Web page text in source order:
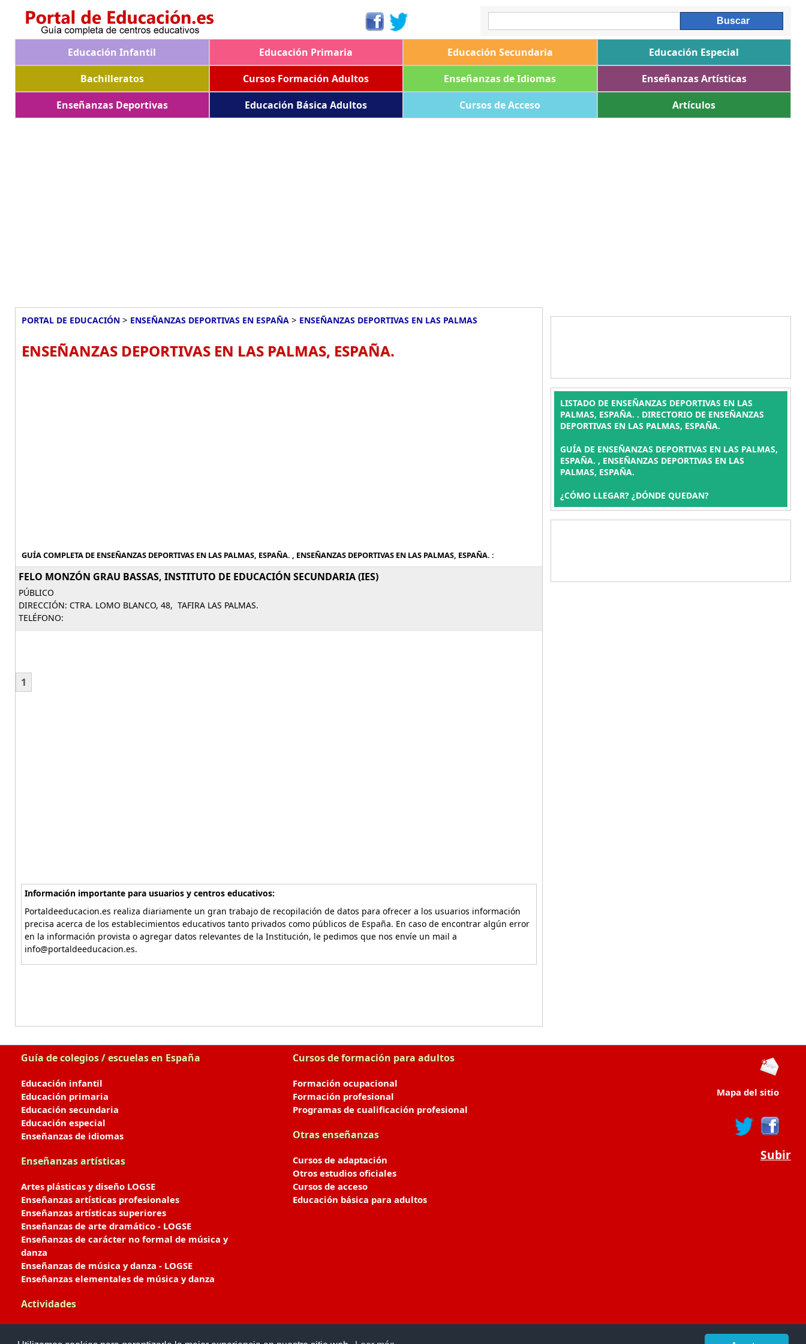
Educación Infantil Educación Primaria Educación Secundaria
Educación Especial
Bachilleratos
Cursos Formación Adultos Enseñanzas de Idiomas
Enseñanzas Artísticas
Enseñanzas Deportivas
Educación Básica Adultos Cursos de Acceso Artículos
PORTAL DE EDUCACIÓN > ENSEÑANZAS DEPORTIVAS EN ESPAÑA > ENSEÑANZAS DEPORTIVAS EN LAS PALMAS
ENSEÑANZAS DEPORTIVAS EN LAS PALMAS, ESPAÑA.
GUÍA COMPLETA DE ENSEÑANZAS DEPORTIVAS EN LAS PALMAS, ESPAÑA. , ENSEÑANZAS DEPORTIVAS EN LAS PALMAS, ESPAÑA. :
FELO MONZÓN GRAU BASSAS, INSTITUTO DE EDUCACIÓN SECUNDARIA (IES)
PÚBLICO
DIRECCIÓN: CTRA. LOMO BLANCO, 48, TAFIRA LAS PALMAS.
TELÉFONO:
1
Información importante para usuarios y centros educativos:
Portaldeeducacion.es realiza diariamente un gran trabajo de recopilación de datos para ofrecer a los usuarios información
precisa acerca de los establecimientos educativos tanto privados como públicos de España. En caso de encontrar algún error
en la información provista o agregar datos relevantes de la Institución, le pedimos que nos envíe un mail a
info@portaldeeducacion.es.
LISTADO DE ENSEÑANZAS DEPORTIVAS EN LAS
PALMAS, ESPAÑA. . DIRECTORIO DE ENSEÑANZAS
DEPORTIVAS EN LAS PALMAS, ESPAÑA.
GUÍA DE ENSEÑANZAS DEPORTIVAS EN LAS PALMAS,
ESPAÑA. , ENSEÑANZAS DEPORTIVAS EN LAS
PALMAS, ESPAÑA.
¿CÓMO LLEGAR? ¿DÓNDE QUEDAN?
Guía de colegios / escuelas en España
Educación infantil
Educación primaria
Educación secundaria
Educación especial
Enseñanzas de idiomas
Enseñanzas artísticas
Artes plásticas y diseño LOGSE
Enseñanzas artísticas profesionales
Enseñanzas artísticas superiores
Enseñanzas de arte dramático - LOGSE
Enseñanzas de carácter no formal de música y
danza
Enseñanzas de música y danza - LOGSE
Enseñanzas elementales de música y danza
Actividades
Cursos de formación para adultos
Formación ocupacional
Formación profesional
Programas de cualificación profesional
Otras enseñanzas
Cursos de adaptación
Otros estudios oficiales
Cursos de acceso
Educación básica para adultos
Mapa del sitio
Subir